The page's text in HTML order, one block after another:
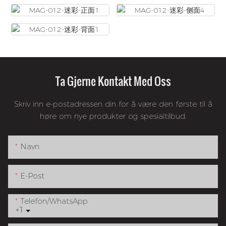
Ta Gjerne Kontakt Med Oss
Skriv inn e-postadressen din for å være den første til å
høre om nye produkter og spesialtilbud.
Navn
E-Post
+1
Telefon/whatsApp